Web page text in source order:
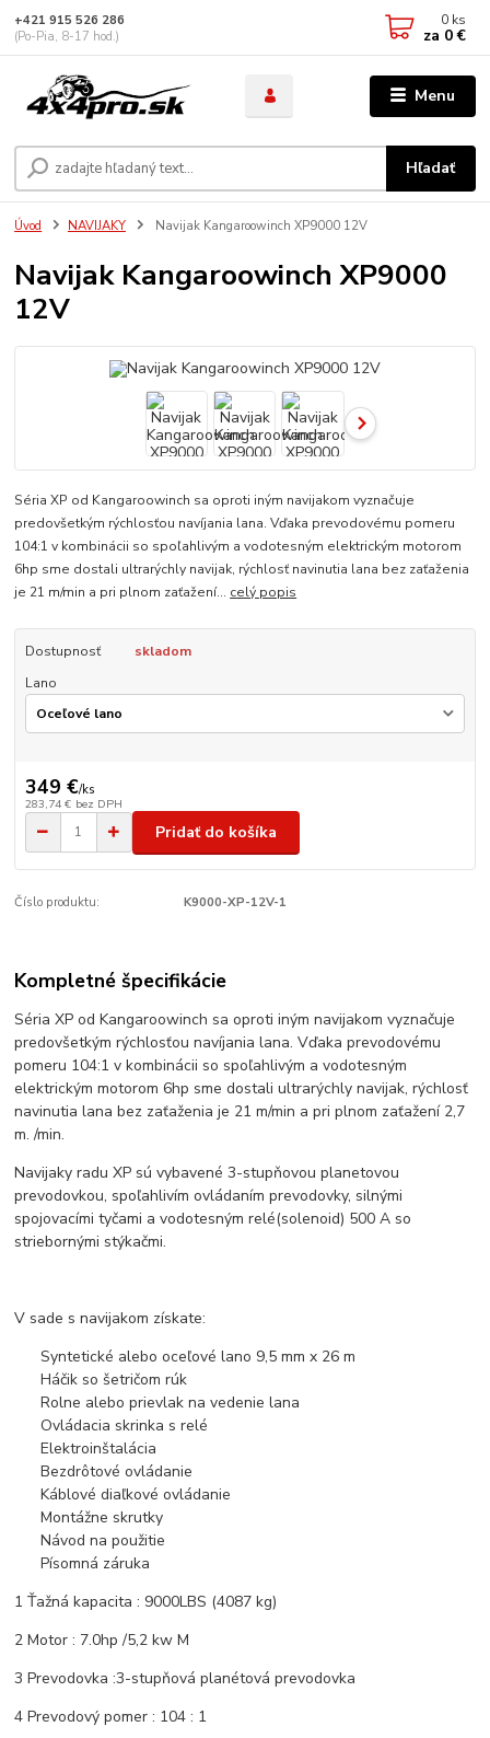
Menu
Hľadať
+421 915 526 286
(Po-Pia, 8-17 hod.)
0 ks
za 0 €
Úvod NAVIJAKY Navijak Kangaroowinch XP9000 12V
Navijak Kangaroowinch XP9000
12V
Séria XP od Kangaroowinch sa oproti iným navijakom vyznačuje
predovšetkým rýchlosťou navíjania lana. Vďaka prevodovému pomeru
104:1 v kombinácii so spoľahlivým a vodotesným elektrickým motorom
6hp sme dostali ultrarýchly navijak, rýchlosť navinutia lana bez zaťaženia
je 21 m/min a pri plnom zaťažení... celý popis
Dostupnosť
skladom
Lano
349 €/ks
283,74 € bez DPH
Pridať do košíka
Číslo produktu: K9000-XP-12V-1
Kompletné špecifikácie
Séria XP od Kangaroowinch sa oproti iným navijakom vyznačuje
predovšetkým rýchlosťou navíjania lana. Vďaka prevodovému
pomeru 104:1 v kombinácii so spoľahlivým a vodotesným
elektrickým motorom 6hp sme dostali ultrarýchly navijak, rýchlosť
navinutia lana bez zaťaženia je 21 m/min a pri plnom zaťažení 2,7
m. /min.
Navijaky radu XP sú vybavené 3-stupňovou planetovou
prevodovkou, spoľahlivím ovládaním prevodovky, silnými
spojovacími tyčami a vodotesným relé(solenoid) 500 A so
striebornými stýkačmi.
V sade s navijakom získate:
Syntetické alebo oceľové lano 9,5 mm x 26 m
Háčik so šetričom rúk
Rolne alebo prievlak na vedenie lana
Ovládacia skrinka s relé
Elektroinštalácia
Bezdrôtové ovládanie
Káblové diaľkové ovládanie
Montážne skrutky
Návod na použitie
Písomná záruka
1 Ťažná kapacita : 9000LBS (4087 kg)
2 Motor : 7.0hp /5,2 kw M
3 Prevodovka :3-stupňová planétová prevodovka
4 Prevodový pomer : 104 : 1